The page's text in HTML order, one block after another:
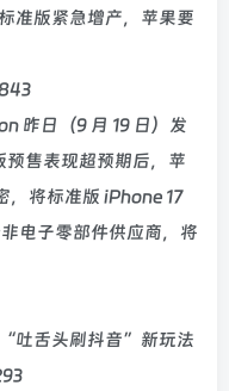
准版紧急增产，苹果要
昨日（9 月 19 日）发
预售表现超预期后，苹
，将标准版 iPhone 17
电子零部件供应商，将
“吐舌头刷抖音”新玩法